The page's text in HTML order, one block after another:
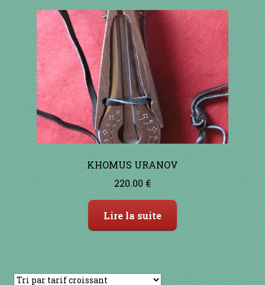
accordée
ACCUEIL
CERFS VOLANTS
Commande
Comment fabriquer une guimbarde….
Comment jouer de la guimbarde….
Conditions générales de ventes et mentions
KHOMUS URANOV
220.00 €
Lire la suite